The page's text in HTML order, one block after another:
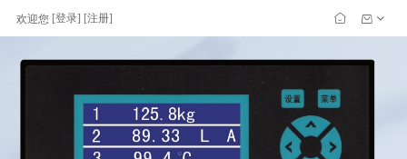
欢迎您 [登录] [注册]